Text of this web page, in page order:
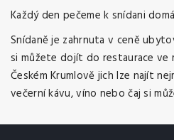
Každý den pečeme k snídani
Snídaně je zahrnuta v ceně
si můžete dojít do restaurace ve
Českém Krumlově jich lze najít
večerní kávu, víno nebo čaj si